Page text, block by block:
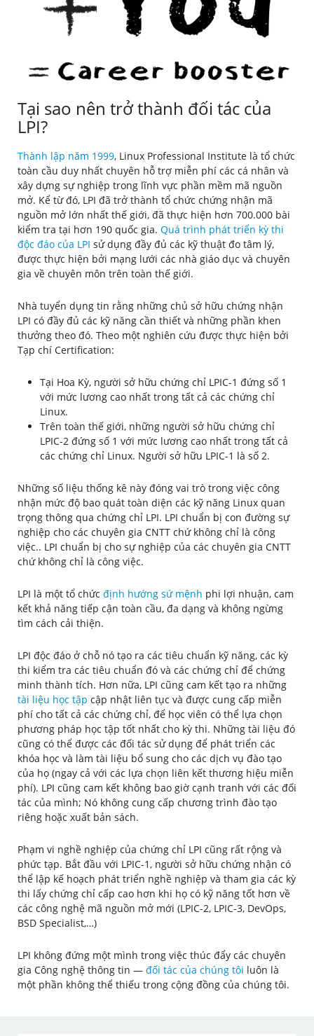
Tại sao nên trở thành đối tác của
LPI?
Thành lập năm 1999, Linux Professional Institute là tổ chức
toàn cầu duy nhất chuyên hỗ trợ miễn phí các cá nhân và
xây dựng sự nghiệp trong lĩnh vực phần mềm mã nguồn
mở. Kể từ đó, LPI đã trở thành tổ chức chứng nhận mã
nguồn mở lớn nhất thế giới, đã thực hiện hơn 700.000 bài
kiểm tra tại hơn 190 quốc gia. Quá trình phát triển kỳ thi
độc đáo của LPI sử dụng đầy đủ các kỹ thuật đo tâm lý,
được thực hiện bởi mạng lưới các nhà giáo dục và chuyên
gia về chuyên môn trên toàn thế giới.
Nhà tuyển dụng tin rằng những chủ sở hữu chứng nhận
LPI có đầy đủ các kỹ năng cần thiết và những phần khen
thưởng theo đó. Theo một nghiên cứu được thực hiện bởi
Tạp chí Certification:
Tại Hoa Kỳ, người sở hữu chứng chỉ LPIC-1 đứng số 1
với mức lương cao nhất trong tất cả các chứng chỉ
Linux.
Trên toàn thế giới, những người sở hữu chứng chỉ
LPIC-2 đứng số 1 với mức lương cao nhất trong tất cả
các chứng chỉ Linux. Người sở hữu LPIC-1 là số 2.
Những số liệu thống kê này đóng vai trò trong việc công
nhận mức độ bao quát toàn diện các kỹ năng Linux quan
trọng thông qua chứng chỉ LPI. LPI chuẩn bị con đường sự
nghiệp cho các chuyên gia CNTT chứ không chỉ là công
việc.. LPI chuẩn bị cho sự nghiệp của các chuyên gia CNTT
chứ không chỉ là công việc.
LPI là một tổ chức định hướng sứ mệnh phi lợi nhuận, cam
kết khả năng tiếp cận toàn cầu, đa dạng và không ngừng
tìm cách cải thiện.
LPI độc đáo ở chỗ nó tạo ra các tiêu chuẩn kỹ năng, các kỳ
thi kiểm tra các tiêu chuẩn đó và các chứng chỉ để chứng
minh thành tích. Hơn nữa, LPI cũng cam kết tạo ra những
tài liệu học tập cập nhật liên tục và được cung cấp miễn
phí cho tất cả các chứng chỉ, để học viên có thể lựa chọn
phương pháp học tập tốt nhất cho kỳ thi. Những tài liệu đó
cũng có thể được các đối tác sử dụng để phát triển các
khóa học và làm tài liệu bổ sung cho các dịch vụ đào tạo
của họ (ngay cả với các lựa chọn liên kết thương hiệu miễn
phí). LPI cũng cam kết không bao giờ cạnh tranh với các đối
tác của mình; Nó không cung cấp chương trình đào tạo
riêng hoặc xuất bản sách.
Phạm vi nghề nghiệp của chứng chỉ LPI cũng rất rộng và
phức tạp. Bắt đầu với LPIC-1, người sở hữu chứng nhận có
thể lập kế hoạch phát triển nghề nghiệp và tham gia các kỳ
thi lấy chứng chỉ cấp cao hơn khi họ có kỹ năng tốt hơn về
các công nghệ mã nguồn mở mới (LPIC-2, LPIC-3, DevOps,
BSD Specialist,…)
LPI không đứng một mình trong việc thúc đẩy các chuyên
gia Công nghệ thông tin — đối tác của chúng tôi luôn là
một phần không thể thiếu trong cộng đồng của chúng tôi.